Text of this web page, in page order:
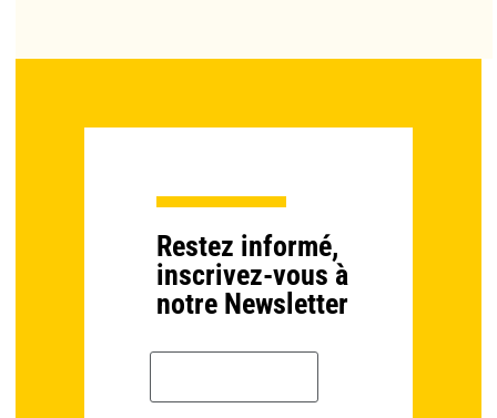
Restez informé,
inscrivez-vous à
notre Newsletter